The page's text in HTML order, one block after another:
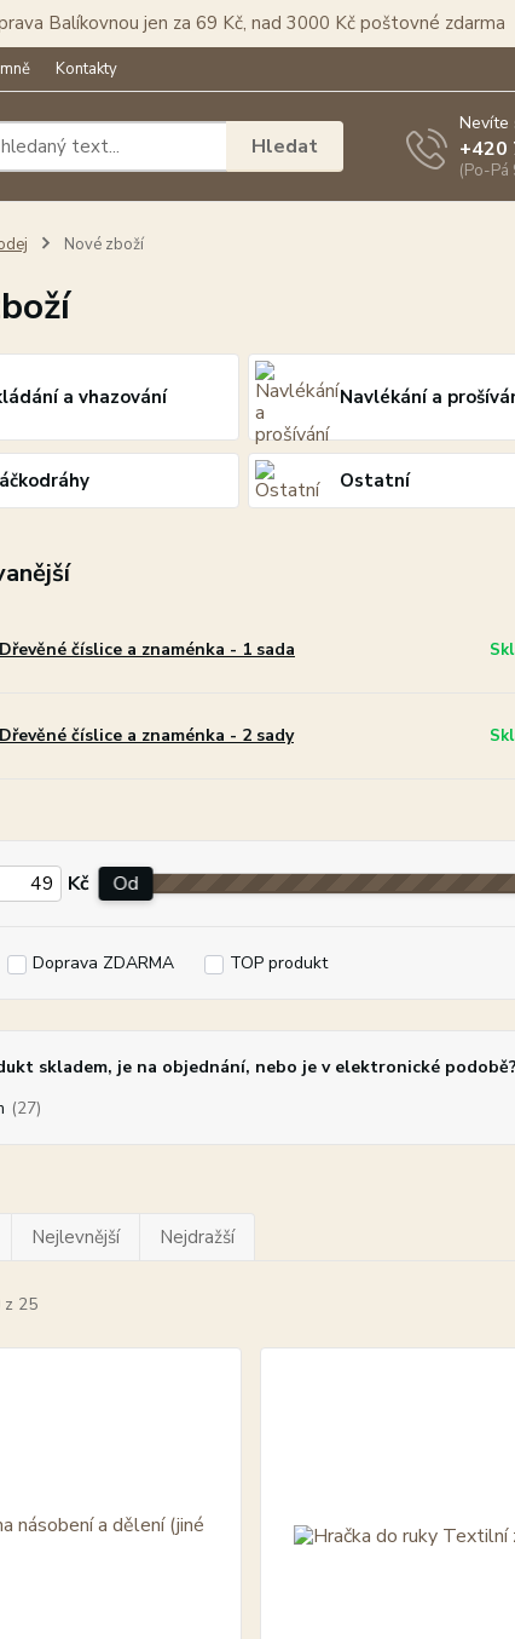
Balíkovnou jen za 69 Kč, nad 3000 Kč poštovné zdarma
Kontakty
Hledat
Nevíte
+420
(Po-Pá
Nové zboží
a vhazování Navlékání a
Ostatní
Dřevěné číslice a znaménka - 1 sada
Dřevěné číslice a znaménka - 2 sady
Kč Od
Doprava ZDARMA TOP produkt
skladem, je na objednání, nebo je v elektronické podobě?
(27)
Nejlevnější Nejdražší
z 25